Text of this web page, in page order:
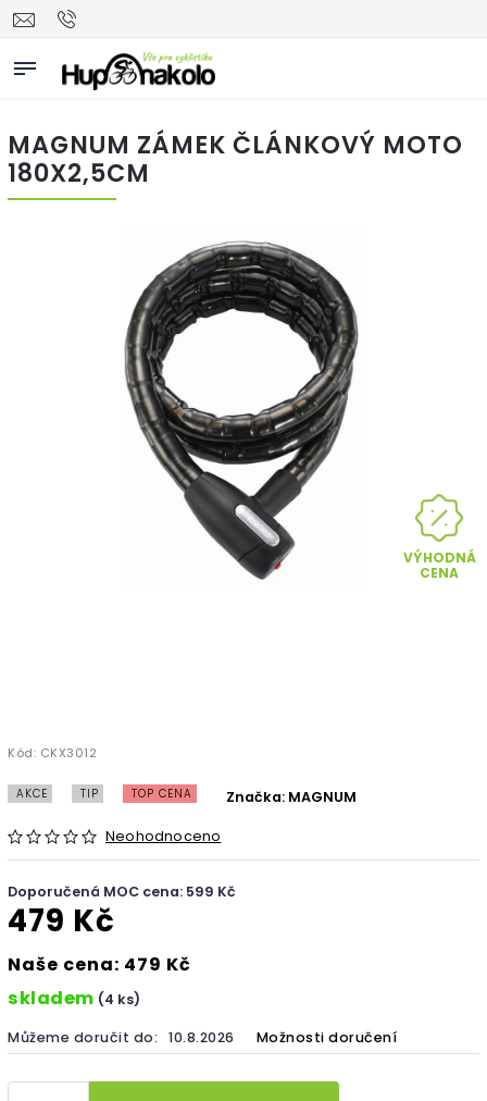
MAGNUM ZÁMEK ČLÁNKOVÝ MOTO
180X2,5CM
VÝHODNÁ
CENA
Kód: CKX3012
AKCE TIP TOP CENA
Neohodnoceno
Značka: MAGNUM
Doporučená MOC cena: 599 Kč
479 Kč
Naše cena: 479 Kč
skladem (4 ks)
Můžeme doručit do: 10.8.2026 Možnosti doručení